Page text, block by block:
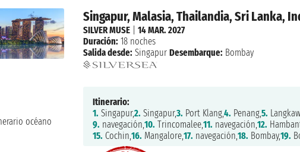
Singapur, Malasia, Thailandia, Sri Lanka,
SILVER MUSE |14 MAR. 2027
Duración: 18 noches
Salida desde: Singapur Desembarque: Bombay
Itinerario:
1. Singapur,2. Singapur,3. Port Klang,4. Penang,5.
9. navegación,10. Trincomalee,11. navegación,12.
15. Cochin,16. Mangalore,17. navegación,18. Bombay,19.